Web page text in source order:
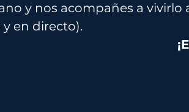
y nos acompañes a
y en directo).